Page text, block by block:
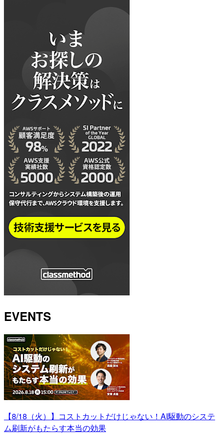
EVENTS
【8/18（火）】コストカットだけじゃない！AI駆動のシステ
ム刷新がもたらす本当の効果